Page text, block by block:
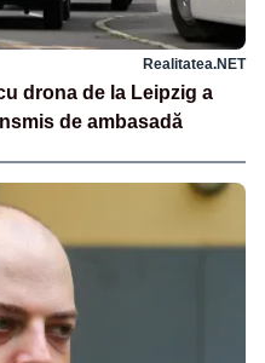
Realitatea.NET
drona de la Leipzig a
de ambasadă